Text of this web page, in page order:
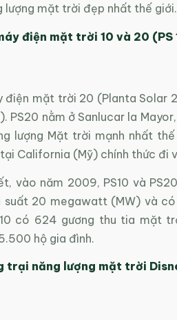
lượng mặt trời đẹp nhất thế giới.
điện mặt trời 10 và 20 (PS
điện mặt trời 20 (Planta Solar
PS20 nằm ở Sanlucar la
lượng Mặt trời mạnh nhất
California (Mỹ) chính thức đi
vào năm 2009, PS10 và
suất 20 megawatt (MW) và
có 624 gương thu tia mặt
hộ gia đình.
trại năng lượng mặt trời